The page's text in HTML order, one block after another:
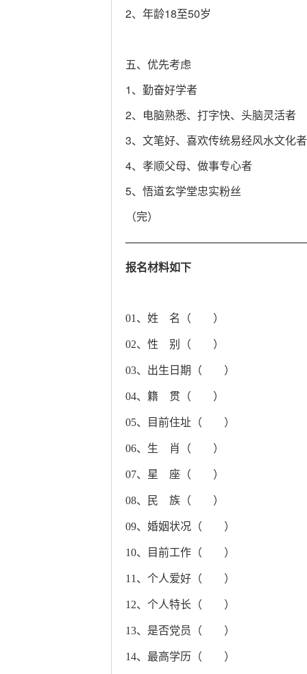
2、年龄18至50岁
五、优先考虑
1、勤奋好学者
2、电脑熟悉、打字快、头脑灵活者
3、文笔好、喜欢传统易经风水文化者
4、孝顺父母、做事专心者
5、悟道玄学堂忠实粉丝
（完）
报名材料如下
01、姓 名（ ）
02、性 别（ ）
03、出生日期（ ）
04、籍 贯（ ）
05、目前住址（ ）
06、生 肖（ ）
07、星 座（ ）
08、民 族（ ）
09、婚姻状况（ ）
10、目前工作（ ）
11、个人爱好（ ）
12、个人特长（ ）
13、是否党员（ ）
14、最高学历（ ）